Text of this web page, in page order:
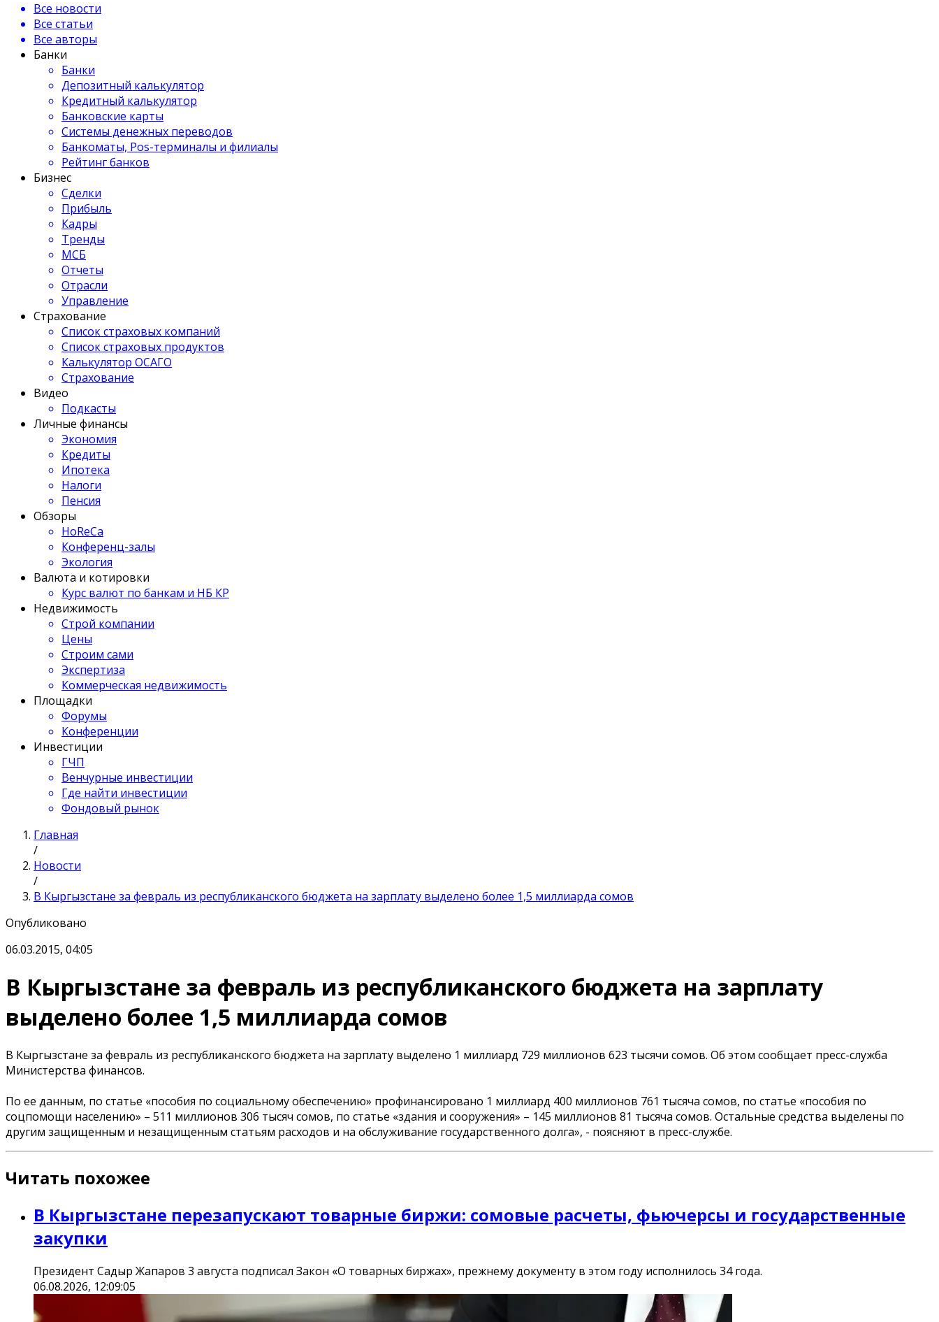
Все новости
Все статьи
Все авторы
Банки
Банки
Депозитный калькулятор
Кредитный калькулятор
Банковские карты
Системы денежных переводов
Банкоматы, Pos-терминалы и филиалы
Рейтинг банков
Бизнес
Сделки
Прибыль
Кадры
Тренды
МСБ
Отчеты
Отрасли
Управление
Страхование
Список страховых компаний
Список страховых продуктов
Калькулятор ОСАГО
Страхование
Видео
Подкасты
Личные финансы
Экономия
Кредиты
Ипотека
Налоги
Пенсия
Обзоры
HoReCa
Конференц-залы
Экология
Валюта и котировки
Курс валют по банкам и НБ КР
Недвижимость
Строй компании
Цены
Строим сами
Экспертиза
Коммерческая недвижимость
Площадки
Форумы
Конференции
Инвестиции
ГЧП
Венчурные инвестиции
Где найти инвестиции
Фондовый рынок
Главная
/
Новости
/
В Кыргызстане за февраль из республиканского бюджета на зарплату выделено более 1,5 миллиарда сомов
Опубликовано
06.03.2015, 04:05
В Кыргызстане за февраль из республиканского бюджета на зарплату
выделено более 1,5 миллиарда сомов
В Кыргызстане за февраль из республиканского бюджета на зарплату выделено 1 миллиард 729 миллионов 623 тысячи сомов. Об этом сообщает пресс-служба
Министерства финансов.
По ее данным, по статье «пособия по социальному обеспечению» профинансировано 1 миллиард 400 миллионов 761 тысяча сомов, по статье «пособия по
соцпомощи населению» – 511 миллионов 306 тысяч сомов, по статье «здания и сооружения» – 145 миллионов 81 тысяча сомов. Остальные средства выделены по
другим защищенным и незащищенным статьям расходов и на обслуживание государственного долга», - поясняют в пресс-службе.
Читать похожее
В Кыргызстане перезапускают товарные биржи: сомовые расчеты, фьючерсы и государственные
закупки
Президент Садыр Жапаров 3 августа подписал Закон «О товарных биржах», прежнему документу в этом году исполнилось 34 года.
06.08.2026, 12:09:05